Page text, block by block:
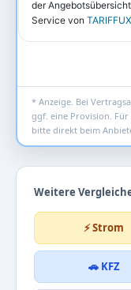
* Anzeige. Bei
ggf. eine Provision.
bitte direkt beim
Weitere
⚡ Strom
🚗 KFZ